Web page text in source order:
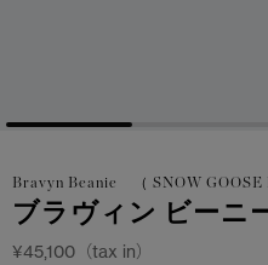
アクセサリー
フットウェア
コレクション
アクセサリー
フットウェア
コレクション
Bravyn Beanie （ SNOW GOOSE
ブラヴィン ビーニ
¥45,100（tax in）